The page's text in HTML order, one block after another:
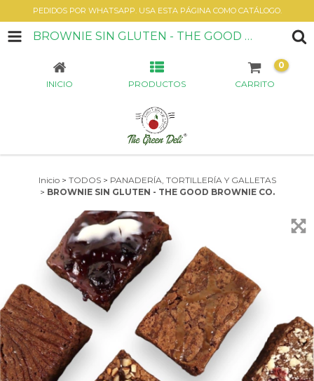
PEDIDOS POR WHATSAPP. USA ESTA PÁGINA COMO CATÁLOGO.
BROWNIE SIN GLUTEN - THE GOOD BROWNIE CO.
INICIO PRODUCTOS CARRITO
0
Inicio > TODOS > PANADERÍA, TORTILLERÍA Y GALLETAS
> BROWNIE SIN GLUTEN - THE GOOD BROWNIE CO.